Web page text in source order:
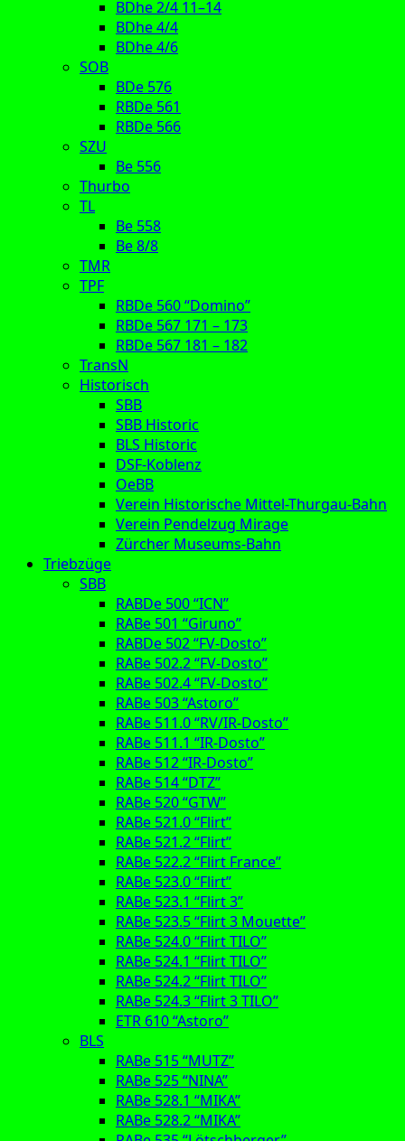
BDhe 2/4 11–14
BDhe 4/4
BDhe 4/6
SOB
BDe 576
RBDe 561
RBDe 566
SZU
Be 556
Thurbo
TL
Be 558
Be 8/8
TMR
TPF
RBDe 560 “Domino”
RBDe 567 171 – 173
RBDe 567 181 – 182
TransN
Historisch
SBB
SBB Historic
BLS Historic
DSF-Koblenz
OeBB
Verein Historische Mittel-Thurgau-Bahn
Verein Pendelzug Mirage
Zürcher Museums-Bahn
Triebzüge
SBB
RABDe 500 “ICN”
RABe 501 “Giruno”
RABDe 502 “FV-Dosto”
RABe 502.2 “FV-Dosto”
RABe 502.4 “FV-Dosto”
RABe 503 “Astoro”
RABe 511.0 “RV/IR-Dosto”
RABe 511.1 “IR-Dosto”
RABe 512 “IR-Dosto”
RABe 514 “DTZ”
RABe 520 “GTW”
RABe 521.0 “Flirt”
RABe 521.2 “Flirt”
RABe 522.2 “Flirt France”
RABe 523.0 “Flirt”
RABe 523.1 “Flirt 3”
RABe 523.5 “Flirt 3 Mouette”
RABe 524.0 “Flirt TILO”
RABe 524.1 “Flirt TILO”
RABe 524.2 “Flirt TILO”
RABe 524.3 “Flirt 3 TILO”
ETR 610 “Astoro”
BLS
RABe 515 “MUTZ”
RABe 525 “NINA”
RABe 528.1 “MIKA”
RABe 528.2 “MIKA”